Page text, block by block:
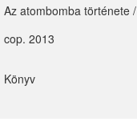
Az atombomba története /
cop. 2013
Könyv